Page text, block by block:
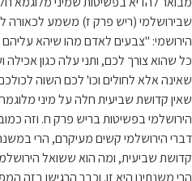
שבירושלמי (ריש פרק ז) משמע לכאורה
הירושמי: "צבעים לאדם מהו שיהא
כל שהוא צורך לכם, ותני עלה כגון
שאינה אלא לחולים וכו' לכם השוה
שאין קדושת שביעית חלה על מיני
הירושלמי בפשיטות בריש פרק ח. וזה
דברי הירושלמי קשים מעיקרם, הרי
קדושת שביעית, ומה הוא ששואל
הרי משנתינו היא זו. וכבר הרגישו בזה